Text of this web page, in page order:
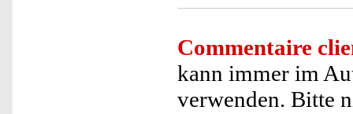
Commentaire
kann immer im
verwenden. Bitte